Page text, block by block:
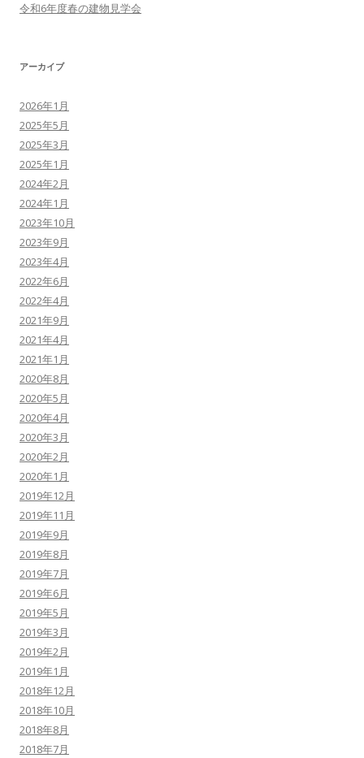
令和6年度春の建物見学会
アーカイブ
2026年1月
2025年5月
2025年3月
2025年1月
2024年2月
2024年1月
2023年10月
2023年9月
2023年4月
2022年6月
2022年4月
2021年9月
2021年4月
2021年1月
2020年8月
2020年5月
2020年4月
2020年3月
2020年2月
2020年1月
2019年12月
2019年11月
2019年9月
2019年8月
2019年7月
2019年6月
2019年5月
2019年3月
2019年2月
2019年1月
2018年12月
2018年10月
2018年8月
2018年7月